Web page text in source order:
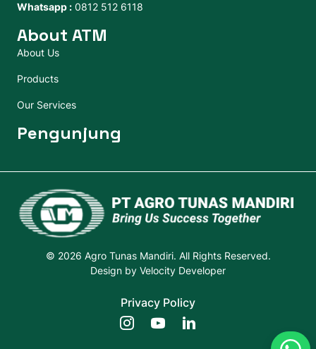
Whatsapp : 0812 512 6118
About ATM
About Us
Products
Our Services
Pengunjung
© 2026 Agro Tunas Mandiri. All Rights Reserved.
Design by Velocity Developer
Privacy Policy